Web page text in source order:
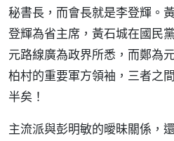
秘書長，而會長就是李登輝。
登輝為省主席，黃石城在國民
元路線廣為政界所悉，而鄭為
柏村的重要軍方領袖，三者之
半矣！
主流派與彭明敏的曖昧關係，